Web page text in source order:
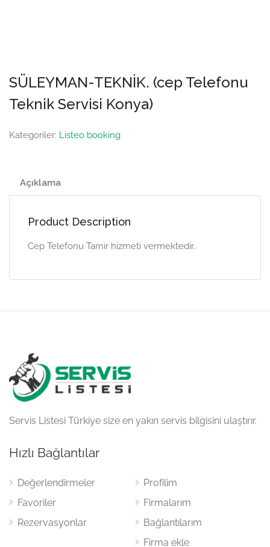
SÜLEYMAN-TEKNİK. (cep Telefonu
Teknik Servisi Konya)
Kategoriler: Listeo booking
Açıklama
Product Description
Cep Telefonu Tamir hizmeti vermektedir.
Servis Listesi Türkiye size en yakın servis bilgisini ulaştırır.
Hızlı Bağlantılar
Değerlendirmeler
Favoriler
Rezervasyonlar
Profilim
Firmalarım
Bağlantılarım
Firma ekle